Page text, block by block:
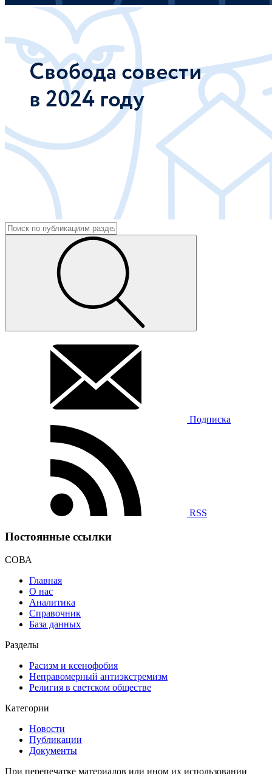
Подписка
RSS
Постоянные ссылки
СОВА
Главная
О нас
Аналитика
Справочник
База данных
Разделы
Расизм и ксенофобия
Неправомерный антиэкстремизм
Религия в светском обществе
Категории
Новости
Публикации
Документы
При перепечатке материалов или ином их использовании